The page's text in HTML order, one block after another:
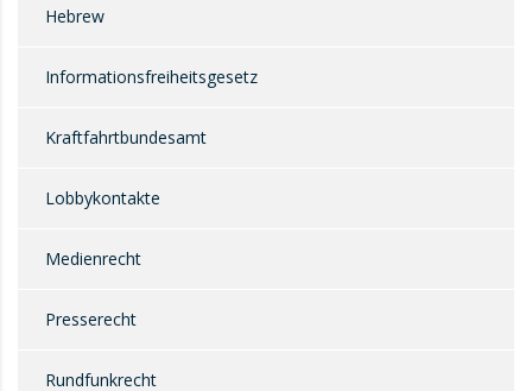
Hebrew
Informationsfreiheitsgesetz
Kraftfahrtbundesamt
Lobbykontakte
Medienrecht
Presserecht
Rundfunkrecht